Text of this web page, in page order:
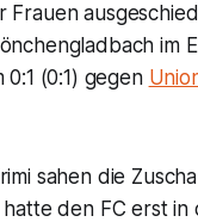
Frauen
im
(0:1) gegen
sahen die
den FC erst